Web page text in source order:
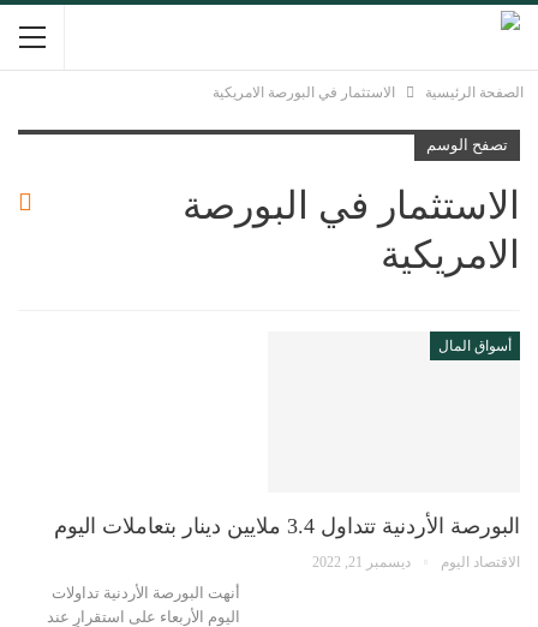
الصفحة الرئيسية الاستثمار في البورصة الامريكية
تصفح الوسم
الاستثمار في البورصة
الامريكية
أسواق المال
البورصة الأردنية تتداول 3.4 ملايين دينار بتعاملات اليوم
الاقتصاد اليوم ديسمبر 21, 2022
أنهت البورصة الأردنية تداولات
اليوم الأربعاء على استقرارٍ عند